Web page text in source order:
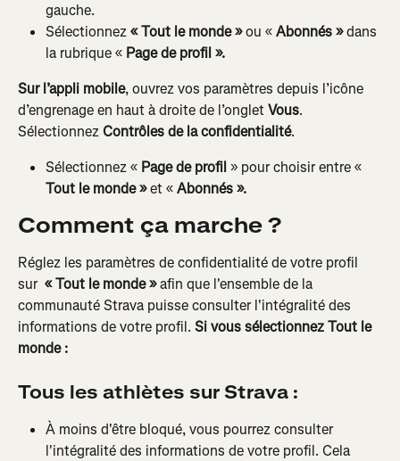
gauche.
Sélectionnez « Tout le monde » ou « Abonnés » dans
la rubrique « Page de profil ».
Sur l’appli mobile, ouvrez vos paramètres depuis l’icône
d’engrenage en haut à droite de l’onglet Vous.
Sélectionnez Contrôles de la confidentialité.
Sélectionnez « Page de profil » pour choisir entre «
Tout le monde » et « Abonnés ».
Comment ça marche ?
Réglez les paramètres de confidentialité de votre profil
sur « Tout le monde » afin que l'ensemble de la
communauté Strava puisse consulter l'intégralité des
informations de votre profil. Si vous sélectionnez Tout le
monde :
Tous les athlètes sur Strava :
À moins d'être bloqué, vous pourrez consulter
l'intégralité des informations de votre profil. Cela